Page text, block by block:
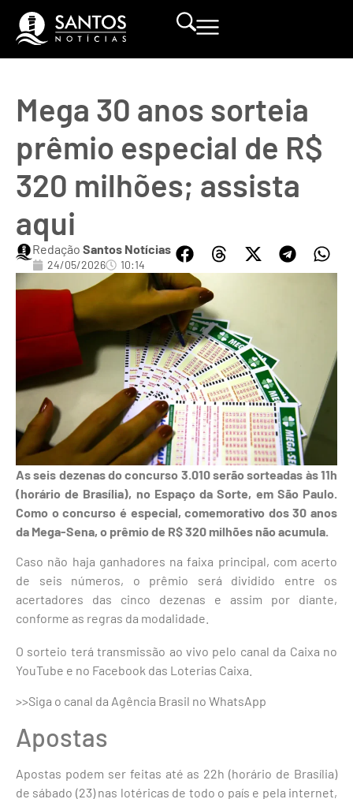
Mega 30 anos sorteia
prêmio especial de R$
320 milhões; assista
aqui
Redação Santos Notícias
24/05/2026 10:14
As seis dezenas do concurso 3.010 serão sorteadas às 11h
(horário de Brasília), no Espaço da Sorte, em São Paulo.
Como o concurso é especial, comemorativo dos 30 anos
da Mega-Sena, o prêmio de R$ 320 milhões não acumula.
Caso não haja ganhadores na faixa principal, com acerto
de seis números, o prêmio será dividido entre os
acertadores das cinco dezenas e assim por diante,
conforme as regras da modalidade.
O sorteio terá transmissão ao vivo pelo canal da Caixa no
YouTube e no Facebook das Loterias Caixa.
>>Siga o canal da Agência Brasil no WhatsApp
Apostas
Apostas podem ser feitas até as 22h (horário de Brasília)
de sábado (23) nas lotéricas de todo o país e pela internet,